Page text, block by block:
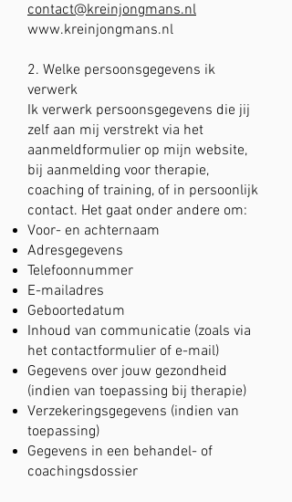
contact@kreinjongmans.nl
www.kreinjongmans.nl
2. Welke persoonsgegevens ik
verwerk
Ik verwerk persoonsgegevens die jij
zelf aan mij verstrekt via het
aanmeldformulier op mijn website,
bij aanmelding voor therapie,
coaching of training, of in persoonlijk
contact. Het gaat onder andere om:
Voor- en achternaam
Adresgegevens
Telefoonnummer
E-mailadres
Geboortedatum
Inhoud van communicatie (zoals via
het contactformulier of e-mail)
Gegevens over jouw gezondheid
(indien van toepassing bij therapie)
Verzekeringsgegevens (indien van
toepassing)
Gegevens in een behandel- of
coachingsdossier